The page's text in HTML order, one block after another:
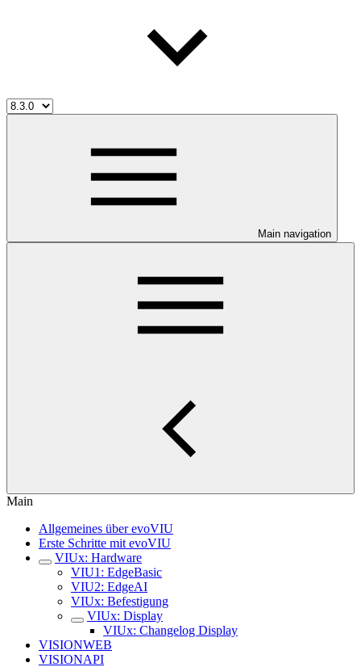
Main navigation
Main
Allgemeines über evoVIU
Erste Schritte mit evoVIU
VIUx: Hardware
VIU1: EdgeBasic
VIU2: EdgeAI
VIUx: Befestigung
VIUx: Display
VIUx: Changelog Display
VISIONWEB
VISIONAPI